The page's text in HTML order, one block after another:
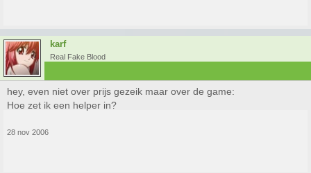
karf
Real Fake Blood
hey, even niet over prijs gezeik maar over de game:
Hoe zet ik een helper in?
28 nov 2006